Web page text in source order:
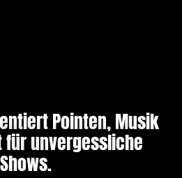
Pointen, Musik
für unvergessliche
Shows.